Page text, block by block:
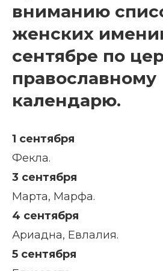
вниманию
женских
сентябре по
православному
календарю.
1 сентября
Фекла.
3 сентября
Марта, Марфа.
4 сентября
Ариадна, Евлалия.
5 сентября